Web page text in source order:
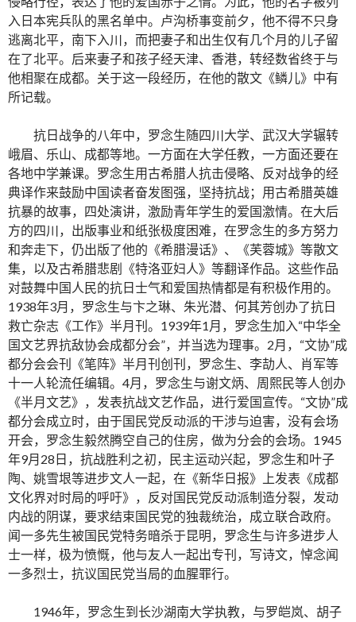
入日本宪兵队的黑名单中。卢沟桥事变前夕，他不得不只身
逃离北平，南下入川，而把妻子和出生仅有几个月的儿子留
在了北平。后来妻子和孩子经天津、香港，转经数省终于与
他相聚在成都。关于这一段经历，在他的散文《鳞儿》中有
所记载。
抗日战争的八年中，罗念生随四川大学、武汉大学辗转
峨眉、乐山、成都等地。一方面在大学任教，一方面还要在
各地中学兼课。罗念生用古希腊人抗击侵略、反对战争的经
典译作来鼓励中国读者奋发图强，坚持抗战；用古希腊英雄
抗暴的故事，四处演讲，激励青年学生的爱国激情。在大后
方的四川，出版事业和纸张极度困难，在罗念生的多方努力
和奔走下，仍出版了他的《希腊漫话》、《芙蓉城》等散文
集，以及古希腊悲剧《特洛亚妇人》等翻译作品。这些作品
对鼓舞中国人民的抗日士气和爱国热情都是有积极作用的。
1938年3月，罗念生与卞之琳、朱光潜、何其芳创办了抗日
救亡杂志《工作》半月刊。1939年1月，罗念生加入“中华全
国文艺界抗敌协会成都分会”，并当选为理事。2月，“文协”成
都分会会刊《笔阵》半月刊创刊，罗念生、李劼人、肖军等
十一人轮流任编辑。4月，罗念生与谢文炳、周熙民等人创办
《半月文艺》，发表抗战文艺作品，进行爱国宣传。“文协”成
都分会成立时，由于国民党反动派的干涉与迫害，没有会场
开会，罗念生毅然腾空自己的住房，做为分会的会场。1945
年9月28日，抗战胜利之初，民主运动兴起，罗念生和叶子
陶、姚雪垠等进步文人一起，在《新华日报》上发表《成都
文化界对时局的呼吁》，反对国民党反动派制造分裂，发动
内战的阴谋，要求结束国民党的独裁统治，成立联合政府。
闻一多先生被国民党特务暗杀于昆明，罗念生与许多进步人
士一样，极为愤慨，他与友人一起出专刊，写诗文，悼念闻
一多烈士，抗议国民党当局的血腥罪行。
1946年，罗念生到长沙湖南大学执教，与罗皑岚、胡子